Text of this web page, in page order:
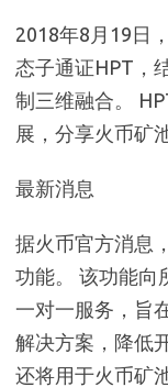
2018年8月19日
态子通证HPT，
制三维融合。
展，分享火币矿
最新消息
据火币官方消息
功能。 该功能向
一对一服务，旨
解决方案，降低
还将用于火币矿